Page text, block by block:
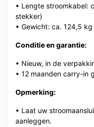
• Lengte stroomkabel:
stekker)
• Gewicht: ca. 124,5 kg
Conditie en garantie:
• Nieuw, in de
• 12 maanden carry-in
Opmerking:
• Laat uw
aanleggen.